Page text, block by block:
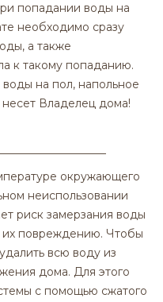
попадании воды на
необходимо сразу
а также
к такому попаданию.
на пол, напольное
Владелец дома!
окружающего
неиспользовании
риск замерзания воды
их повреждению. Чтобы
всю воду из
дома. Для этого
с помощью сжатого